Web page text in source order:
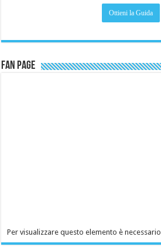
Fan Page
Per visualizzare questo elemento è necessario